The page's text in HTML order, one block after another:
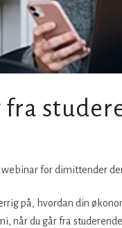
fra
webinar for dimittender
på, hvordan din
når du går fra